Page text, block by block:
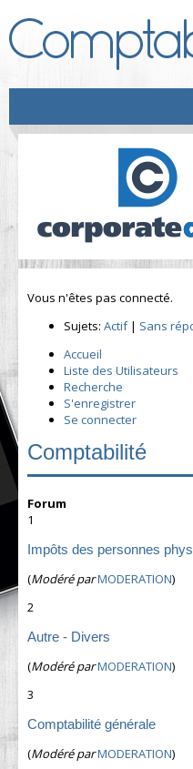
Vous n'êtes pas connecté.
Sujets: Actif| Sans
Accueil
Liste des Utilisateurs
Recherche
S'enregistrer
Se connecter
Comptabilité
Forum
1
Impôts des personnes
(Modéré parMODERATION)
2
Autre - Divers
(Modéré parMODERATION)
3
Comptabilité générale
(Modéré parMODERATION)